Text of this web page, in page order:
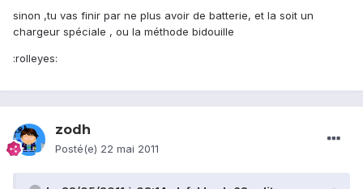
sinon ,tu vas finir par ne plus avoir de batterie, et la soit un
chargeur spéciale , ou la méthode bidouille
:rolleyes:
zodh
Posté(e) 22 mai 2011